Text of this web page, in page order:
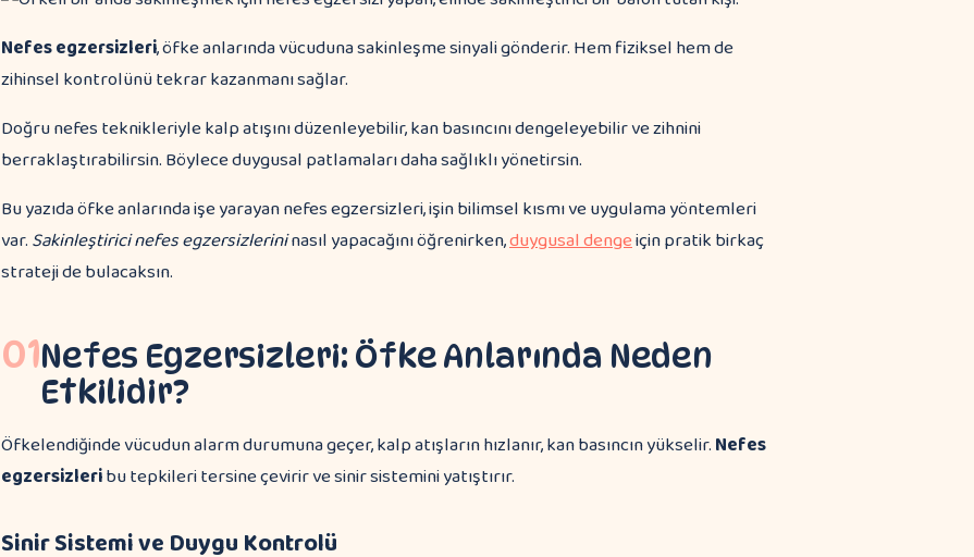
Nefes egzersizleri, öfke anlarında vücuduna sakinleşme sinyali gönderir. Hem fiziksel hem de
zihinsel kontrolünü tekrar kazanmanı sağlar.
Doğru nefes teknikleriyle kalp atışını düzenleyebilir, kan basıncını dengeleyebilir ve zihnini
berraklaştırabilirsin. Böylece duygusal patlamaları daha sağlıklı yönetirsin.
Bu yazıda öfke anlarında işe yarayan nefes egzersizleri, işin bilimsel kısmı ve uygulama yöntemleri
var.Sakinleştirici nefes egzersizlerininasıl yapacağını öğrenirken,duygusal dengeiçin pratik birkaç
strateji de bulacaksın.
01Nefes Egzersizleri: Öfke Anlarında Neden
Etkilidir?
Öfkelendiğinde vücudun alarm durumuna geçer, kalp atışların hızlanır, kan basıncın yükselir.Nefes
egzersizleribu tepkileri tersine çevirir ve sinir sistemini yatıştırır.
Sinir Sistemi ve Duygu Kontrolü